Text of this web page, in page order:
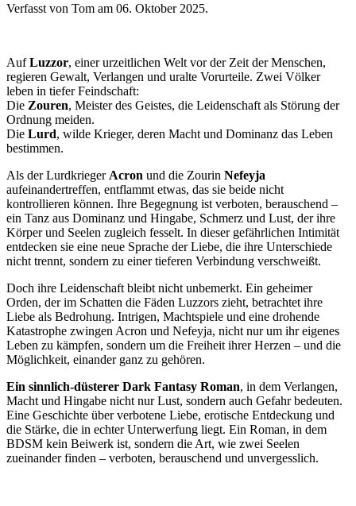
Verfasst von Tom am 06. Oktober 2025.
AufLuzzor, einer urzeitlichen Welt vor der Zeit der Menschen,
regieren Gewalt, Verlangen und uralte Vorurteile. Zwei Völker
leben in tiefer Feindschaft:
Die Zouren, Meister des Geistes, die Leidenschaft als Störung der
Ordnung meiden.
Die Lurd, wilde Krieger, deren Macht und Dominanz das Leben
bestimmen.
Als der Lurdkrieger Acron und die Zourin Nefeyja
aufeinandertreffen, entflammt etwas, das sie beide nicht
kontrollieren können. Ihre Begegnung ist verboten, berauschend –
ein Tanz aus Dominanz und Hingabe, Schmerz und Lust, der ihre
Körper und Seelen zugleich fesselt. In dieser gefährlichen Intimität
entdecken sie eine neue Sprache der Liebe, die ihre Unterschiede
nicht trennt, sondern zu einer tieferen Verbindung verschweißt.
Doch ihre Leidenschaft bleibt nicht unbemerkt. Ein geheimer
Orden, der im Schatten die Fäden Luzzors zieht, betrachtet ihre
Liebe als Bedrohung. Intrigen, Machtspiele und eine drohende
Katastrophe zwingen Acron und Nefeyja, nicht nur um ihr eigenes
Leben zu kämpfen, sondern um die Freiheit ihrer Herzen – und die
Möglichkeit, einander ganz zu gehören.
Ein sinnlich-düsterer Dark Fantasy Roman, in dem Verlangen,
Macht und Hingabe nicht nur Lust, sondern auch Gefahr bedeuten.
Eine Geschichte über verbotene Liebe, erotische Entdeckung und
die Stärke, die in echter Unterwerfung liegt. Ein Roman, in dem
BDSM kein Beiwerk ist, sondern die Art, wie zwei Seelen
zueinander finden – verboten, berauschend und unvergesslich.